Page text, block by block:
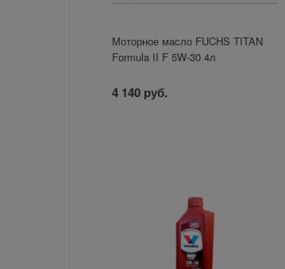
Моторное масло FUCHS TITAN
Formula II F 5W-30 4л
4 140 руб.